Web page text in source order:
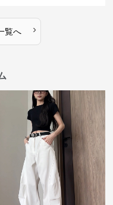
覧へ ›